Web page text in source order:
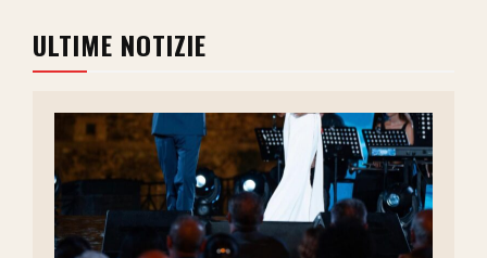
ULTIME NOTIZIE